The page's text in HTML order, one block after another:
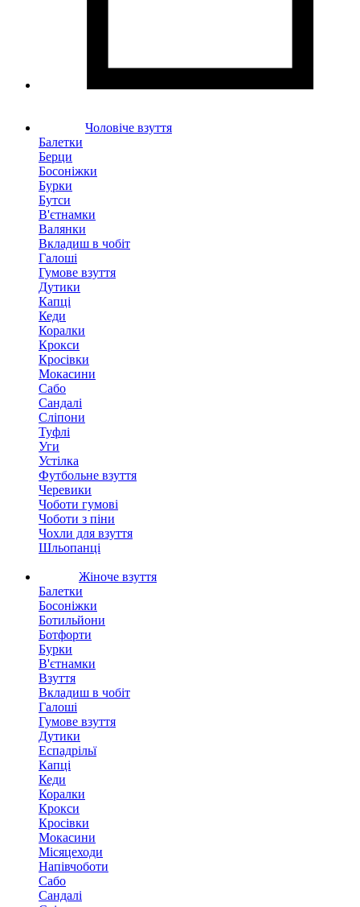
Чоловіче взуття
Балетки
Берци
Босоніжки
Бурки
Бутси
В'єтнамки
Валянки
Вкладиш в чобіт
Галоші
Гумове взуття
Дутики
Капці
Кеди
Коралки
Крокси
Кросівки
Мокасини
Сабо
Сандалі
Сліпони
Туфлі
Уги
Устілка
Футбольне взуття
Черевики
Чоботи гумові
Чоботи з піни
Чохли для взуття
Шльопанці
Жіноче взуття
Балетки
Босоніжки
Ботильйони
Ботфорти
Бурки
В'єтнамки
Взуття
Вкладиш в чобіт
Галоші
Гумове взуття
Дутики
Еспадрільї
Капці
Кеди
Коралки
Крокси
Кросівки
Мокасини
Місяцеходи
Напівчоботи
Сабо
Сандалі